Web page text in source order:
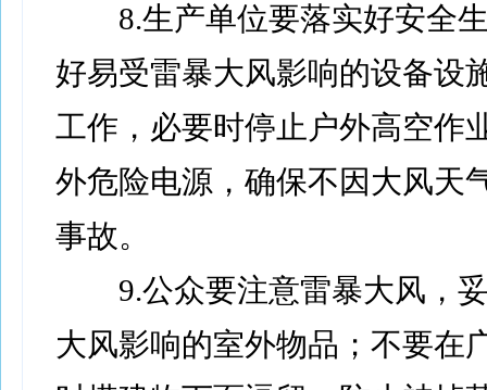
8.生产单位要落实好安全生
好易受雷暴大风影响的设备设
工作，必要时停止户外高空作
外危险电源，确保不因大风天
事故。
9.公众要注意雷暴大风，妥
大风影响的室外物品；不要在